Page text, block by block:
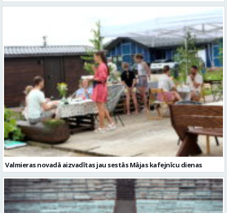
Valmieras novadā aizvadītas jau sestās Mājas kafejnīcu dienas